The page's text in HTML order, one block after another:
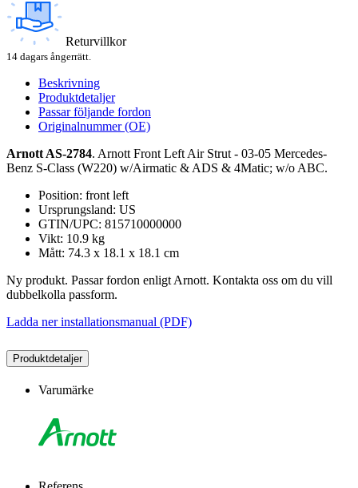
Returvillkor
14 dagars ångerrätt.
Beskrivning
Produktdetaljer
Passar följande fordon
Originalnummer (OE)
Arnott AS-2784. Arnott Front Left Air Strut - 03-05 Mercedes-
Benz S-Class (W220) w/Airmatic & ADS & 4Matic; w/o ABC.
Position: front left
Ursprungsland: US
GTIN/UPC: 815710000000
Vikt: 10.9 kg
Mått: 74.3 x 18.1 x 18.1 cm
Ny produkt. Passar fordon enligt Arnott. Kontakta oss om du vill
dubbelkolla passform.
Ladda ner installationsmanual (PDF)
Produktdetaljer
Varumärke